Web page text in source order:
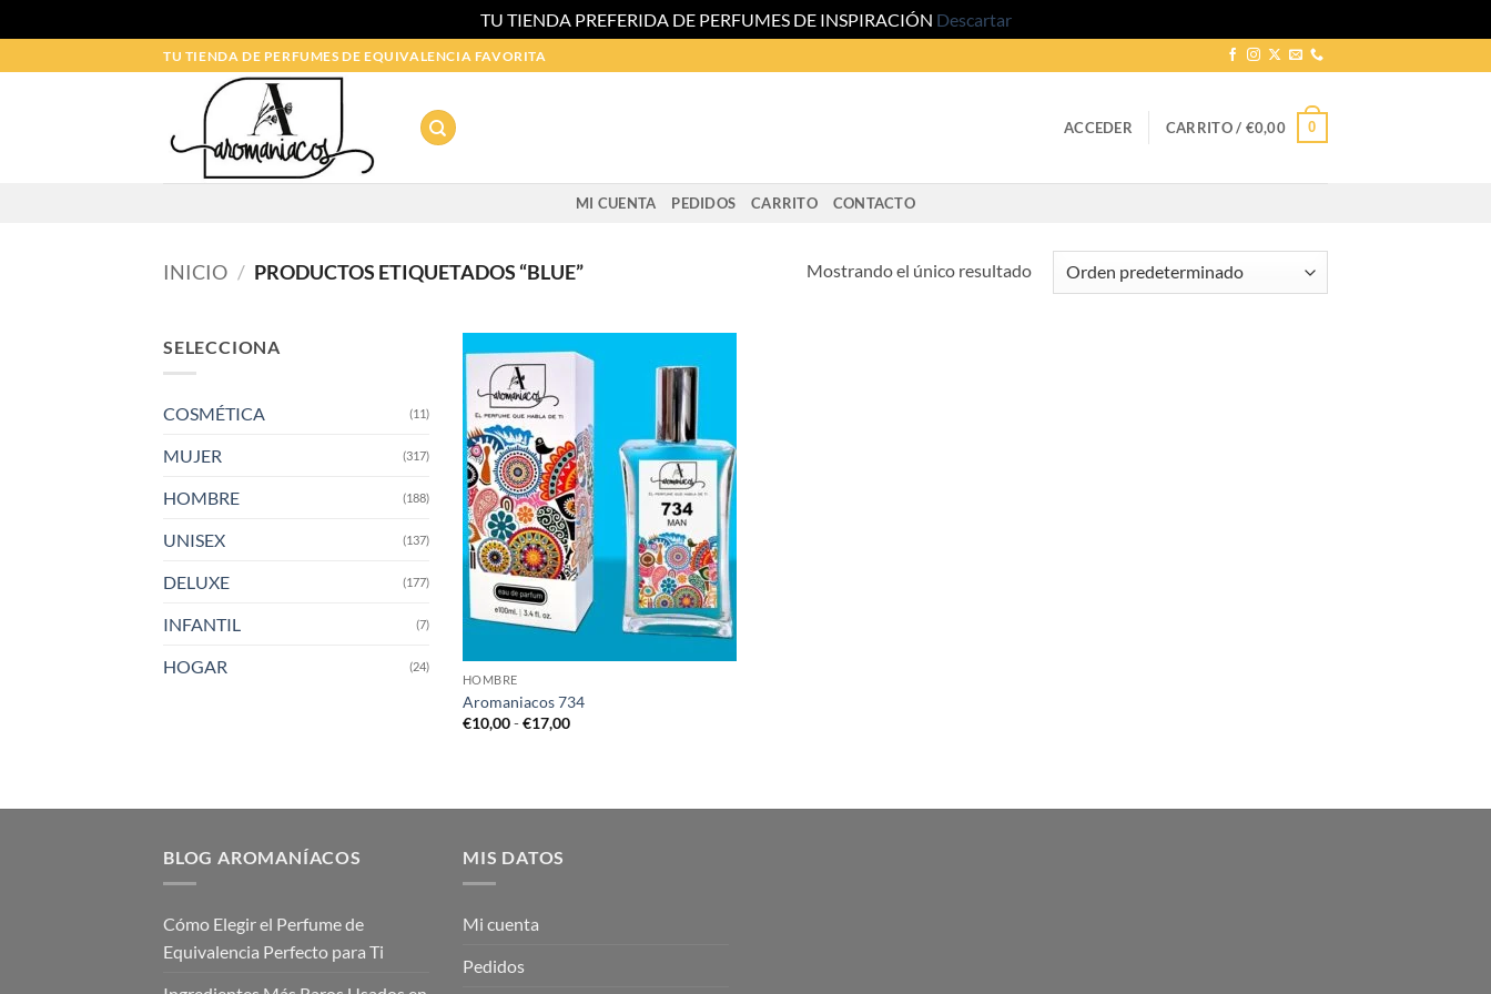
TU TIENDA PREFERIDA DE PERFUMES DE INSPIRACIÓN Descartar
al
TU TIENDA DE PERFUMES DE EQUIVALENCIA FAVORITA
ACCEDER CARRITO / €0,00 0
MI CUENTA PEDIDOS CARRITO CONTACTO
INICIO / PRODUCTOS ETIQUETADOS “BLUE” Mostrando el único resultado
SELECCIONA
COSMÉTICA (11)
MUJER (317)
HOMBRE (188)
UNISEX (137)
DELUXE (177)
INFANTIL (7)
HOGAR
(24)
HOMBRE
Aromaniacos 734
€10,00-€17,00Rango
€17,00
BLOG AROMANÍACOS
Cómo Elegir el Perfume de
Equivalencia Perfecto para Ti
MIS DATOS
Mi cuenta
Pedidos